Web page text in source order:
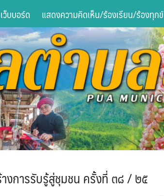
เว็บบอร์ด แสดงความคิดเห็น/ร้องเรียน/ร้องทุกข์
งการรับรู้สู่ชุมชน ครั้งที่ ๓๘ / ๒๕